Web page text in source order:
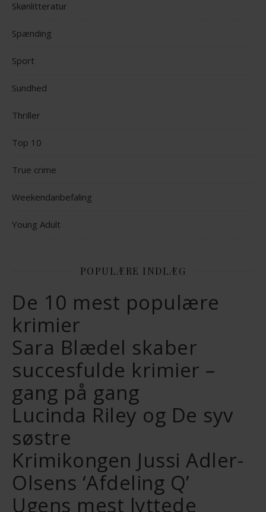
Skønlitteratur
Spænding
Sport
Sundhed
Thriller
Top 10
True crime
Weekendanbefaling
Young Adult
POPULÆRE INDLÆG
De 10 mest populære
krimier
Sara Blædel skaber
succesfulde krimier –
gang på gang
Lucinda Riley og De syv
søstre
Krimikongen Jussi Adler-
Olsens ‘Afdeling Q’
Ugens mest lyttede